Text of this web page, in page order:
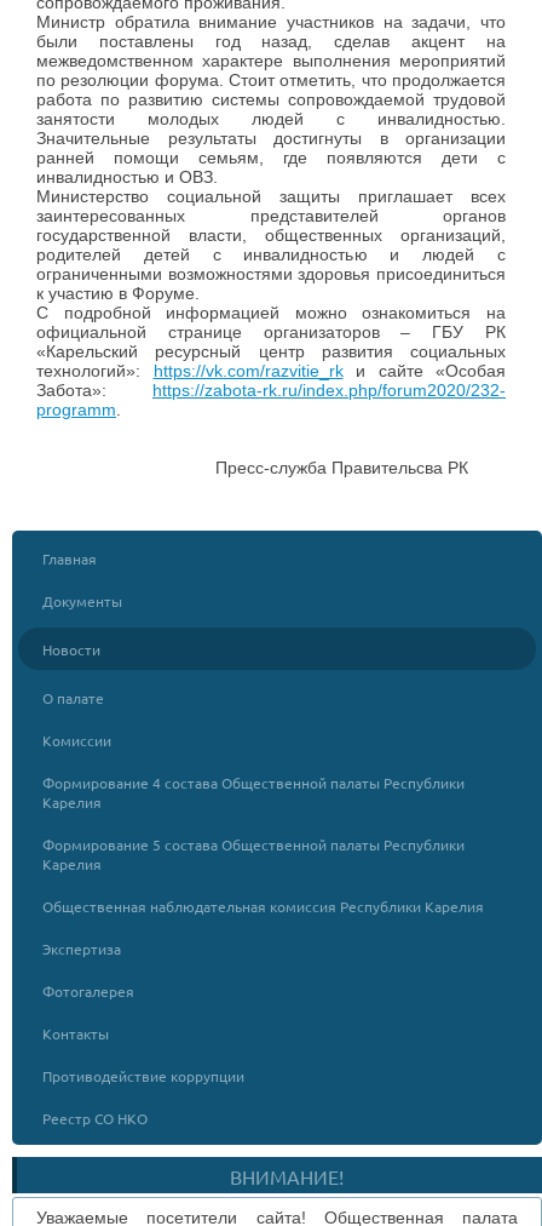
Министр обратила внимание участников на задачи, что
были поставлены год назад, сделав акцент на
межведомственном характере выполнения мероприятий
по резолюции форума. Стоит отметить, что продолжается
работа по развитию системы сопровождаемой трудовой
занятости молодых людей с инвалидностью.
Значительные результаты достигнуты в организации
ранней помощи семьям, где появляются дети с
инвалидностью и ОВЗ.
Министерство социальной защиты приглашает всех
заинтересованных представителей органов
государственной власти, общественных организаций,
родителей детей с инвалидностью и людей с
ограниченными возможностями здоровья присоединиться
к участию в Форуме.
С подробной информацией можно ознакомиться на
официальной странице организаторов – ГБУ РК
«Карельский ресурсный центр развития социальных
технологий»: https://vk.com/razvitie_rkи сайте «Особая
Забота»: https://zabota-rk.ru/index.php/forum2020/232-
programm
Пресс-служба Правительсва РК
Главная
Документы
Новости
О палате
Комиссии
Формирование 4 состава Общественной палаты Республики
Карелия
Формирование 5 состава Общественной палаты Республики
Карелия
Общественная наблюдательная комиссия Республики Карелия
Экспертиза
Фотогалерея
Контакты
Противодействие коррупции
Реестр СО НКО
ВНИМАНИЕ!
Уважаемые посетители сайта! Общественная палата